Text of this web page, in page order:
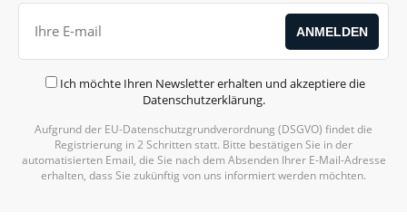
Ich möchte Ihren Newsletter erhalten und akzeptiere die
Datenschutzerklärung.
Aufgrund der EU-Datenschutzgrundverordnung (DSGVO) findet die
Registrierung in 2 Schritten statt. Bitte bestätigen Sie in der
automatisierten Email, die Sie nach dem Absenden Ihrer E-Mail-Adresse
erhalten, dass Sie zukünftig von uns informiert werden möchten.